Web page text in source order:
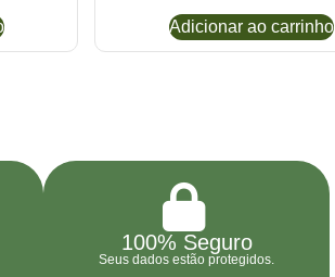
Adicionar ao carrinho
100% Seguro
Seus dados estão protegidos.